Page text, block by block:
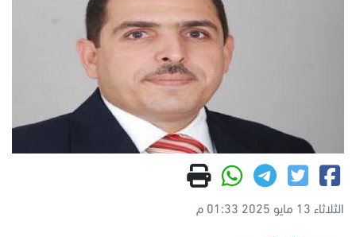
الثلاثاء 13 مايو 2025 01:33 م